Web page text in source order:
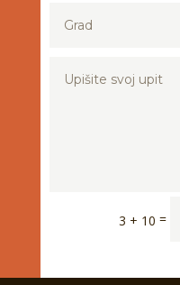
3 + 10 =